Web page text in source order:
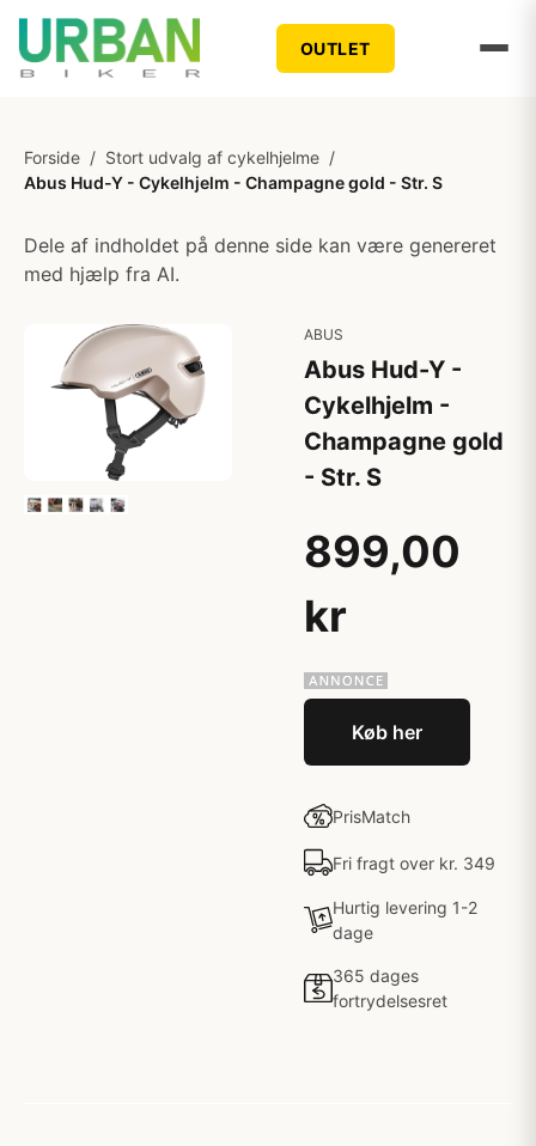
OUTLET
Forside / Stort udvalg af cykelhjelme /
Abus Hud-Y - Cykelhjelm - Champagne gold - Str. S
Dele af indholdet på denne side kan være genereret
med hjælp fra AI.
ABUS
Abus Hud-Y -
Cykelhjelm -
Champagne gold
- Str. S
899,00
kr
Køb her
PrisMatch
Fri fragt over kr. 349
Hurtig levering 1-2
dage
365 dages
fortrydelsesret